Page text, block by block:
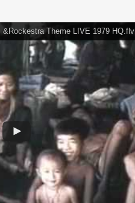
Theme LIVE 1979 HQ.flv